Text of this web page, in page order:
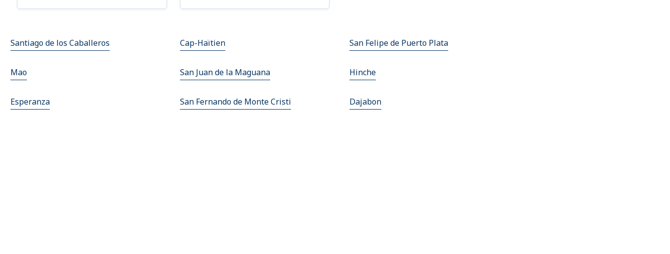
Santiago de los Caballeros Cap-Haïtien San Felipe de Puerto Plata
Mao San Juan de la Maguana Hinche
Esperanza San Fernando de Monte Cristi Dajabon